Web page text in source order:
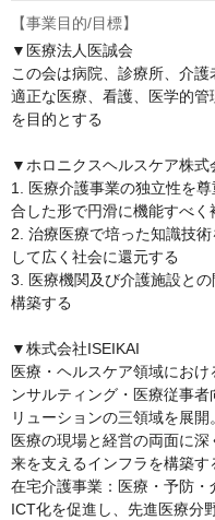
【事業目的/目標】
▼医療法人医誠会
この会は病院、診療所、介
適正な医療、看護、医学的
を目的とする
▼ホロニクスヘルスケア株式
1. 医療介護事業の独立性を
合した形で円滑に機能すべく
2. 治療医療で培った知識技
して広く社会に還元する
3. 医療機関及び介護施設と
構築する
▼株式会社ISEIKAI
医療・ヘルスケア領域にお
ンサルティング・医療従事
リューションの三領域を展開。
医療の現場と経営の両面に
来を支えるインフラを構築す
在宅介護事業：医療・予防
ICT化を促進し、先進医療分